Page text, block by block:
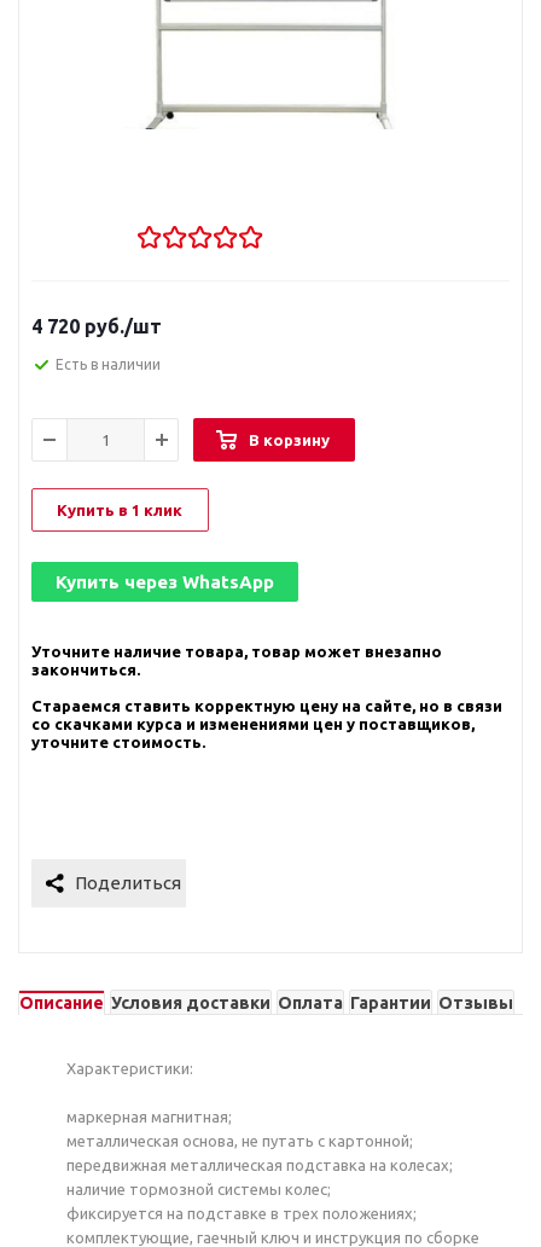
4 720 руб./шт
Есть в наличии
В корзину
Купить в 1 клик
Купить через WhatsApp
Уточните наличие товара, товар может внезапно
закончиться.
Стараемся ставить корректную цену на сайте, но в связи
со скачками курса и изменениями цен у поставщиков,
уточните стоимость.
Описание Условия доставки Оплата Гарантии Отзывы
Характеристики:
маркерная магнитная;
металлическая основа, не путать с картонной;
передвижная металлическая подставка на колесах;
наличие тормозной системы колес;
фиксируется на подставке в трех положениях;
комплектующие, гаечный ключ и инструкция по сборке